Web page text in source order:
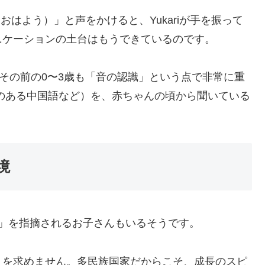
はよう）」と声をかけると、Yukariが手を振って
ーションの土台はもうできているのです。
の前の0〜3歳も「音の認識」という点で非常に重
る中国語など）を、赤ちゃんの頃から聞いている
指摘されるお子さんもいるそうです。
求めません。多民族国家だからこそ、成長のスピ